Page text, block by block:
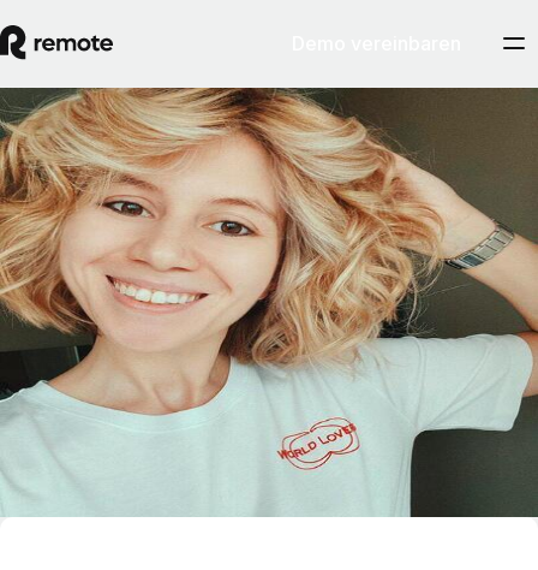
Blog
Anastasia Pshegodskaya
Anastasia ist Director of Talent Acquisition bei Remote. Sie engagiert
sich leidenschaftlich für Menschen und die Veränderungen und
Auswirkungen, die Technologien für sie mit sich bringen – dies ist die
treibende Kraft hinter ihrer Karriere im Bereich Personalbeschaffung
und ihrem Leben. Anastasias bisherige Berufserfahrung lag vor allem
im Bereich der Personalbeschaffung für große Unternehmen der
Technologiebranche.
Vor ihrer Tätigkeit bei Remote hat sie bei GitLab den globalen
Sourcing-Bereich von Grund auf aufgebaut und geleitet. Davor war sie
bei Uber und Dell für die Rekrutierung verantwortlich.